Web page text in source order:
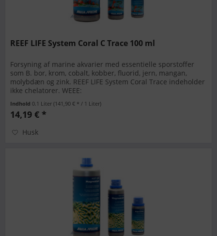
REEF LIFE System Coral C Trace 100 ml
Forsyning af marine akvarier med essentielle sporstoffer
som B. bor, krom, cobalt, kobber, fluorid, jern, mangan,
molybdæn og zink. REEF LIFE System Coral Trace indeholder
ikke chelatorer. WEEE:
Indhold 0.1 Liter(141,90 € * / 1 Liter)
14,19 € *
Husk